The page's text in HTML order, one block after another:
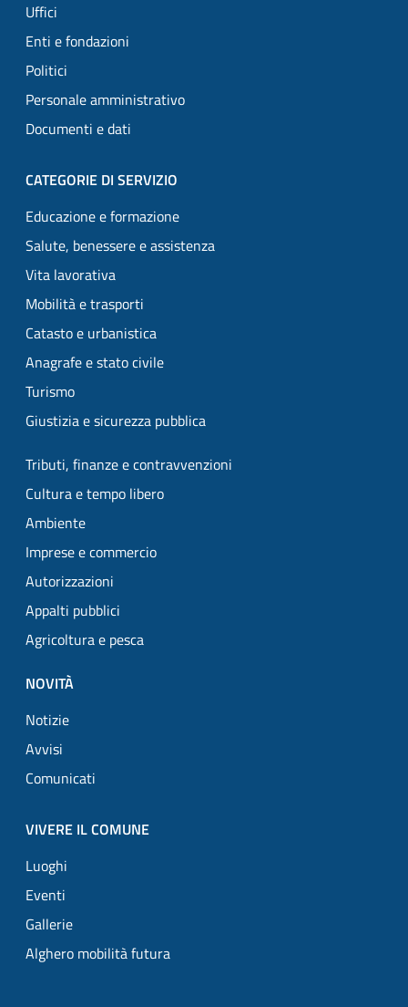
Uffici
Enti e fondazioni
Politici
Personale amministrativo
Documenti e dati
CATEGORIE DI SERVIZIO
Educazione e formazione
Salute, benessere e assistenza
Vita lavorativa
Mobilità e trasporti
Catasto e urbanistica
Anagrafe e stato civile
Turismo
Giustizia e sicurezza pubblica
Tributi, finanze e contravvenzioni
Cultura e tempo libero
Ambiente
Imprese e commercio
Autorizzazioni
Appalti pubblici
Agricoltura e pesca
NOVITÀ
Notizie
Avvisi
Comunicati
VIVERE IL COMUNE
Luoghi
Eventi
Gallerie
Alghero mobilità futura